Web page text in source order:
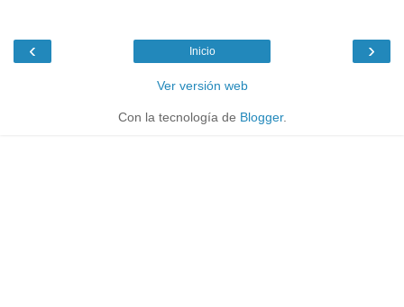
‹ ›
Inicio
Ver versión web
Con la tecnología de Blogger.